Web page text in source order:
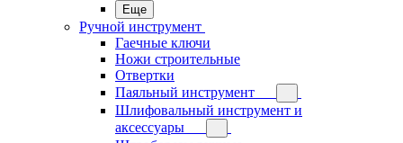
Еще
Ручной инструмент
Гаечные ключи
Ножи строительные
Отвертки
Паяльный инструмент
Шлифовальный инструмент и
аксессуары